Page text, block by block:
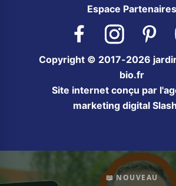
Espace Partenaires
Facebook InstagramPinterest
Copyright © 2017-2026
bio.fr
Site internet conçu par
marketing digital
📖 NOUVEAU